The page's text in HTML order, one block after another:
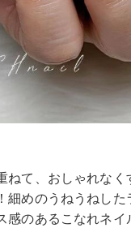
ねて、おしゃれなく
細めのうねうねし
感のあるこなれネイ